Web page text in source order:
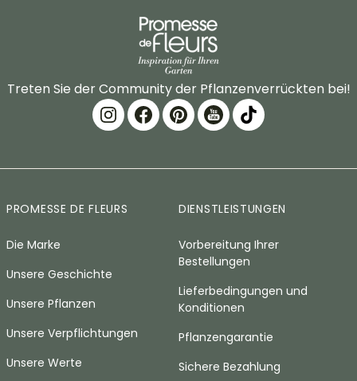
Treten Sie der Community der Pflanzenverrückten bei!
PROMESSE DE FLEURS
Die Marke
Unsere Geschichte
Unsere Pflanzen
Unsere Verpflichtungen
Unsere Werte
DIENSTLEISTUNGEN
Vorbereitung Ihrer
Bestellungen
Lieferbedingungen und
Konditionen
Pflanzengarantie
Sichere Bezahlung